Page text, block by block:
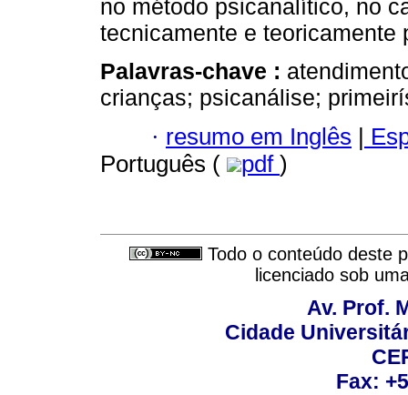
no método psicanalítico, no
tecnicamente e teoricamente
Palavras-chave :
crianças; psicanálise;
· resumo em Inglês |
Português (
pdf )
Todo o conteúdo deste
licenciado sob
Av. Prof.
Cidade
Fax: